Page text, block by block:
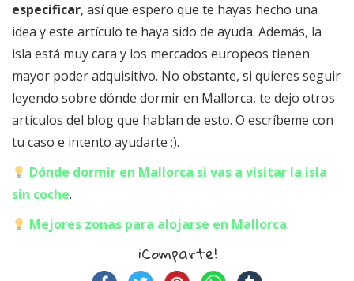
especificar, así que espero que te hayas hecho una
idea y este artículo te haya sido de ayuda. Además, la
isla está muy cara y los mercados europeos tienen
mayor poder adquisitivo. No obstante, si quieres seguir
leyendo sobre dónde dormir en Mallorca, te dejo otros
artículos del blog que hablan de esto. O escríbeme con
tu caso e intento ayudarte ;).
Dónde dormir en Mallorca si vas a visitar la isla
sin coche.
Mejores zonas para alojarse en Mallorca.
¡Comparte!